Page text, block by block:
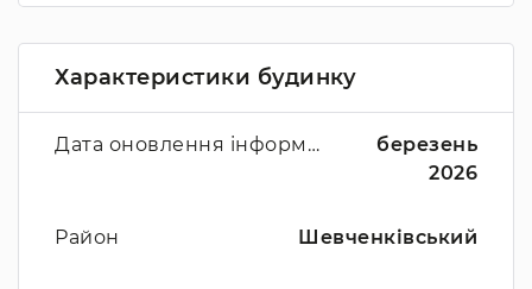
Характеристики будинку
Дата оновлення інформації
березень
2026
Район Шевченківський